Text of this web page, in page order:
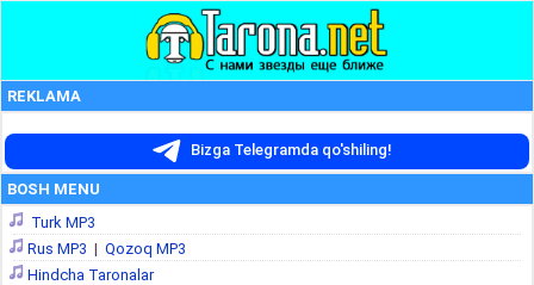
REKLAMA
Bizga Telegramda qo'shiling!
BOSH MENU
Turk MP3
Rus MP3 | Qozoq MP3
Hindcha Taronalar